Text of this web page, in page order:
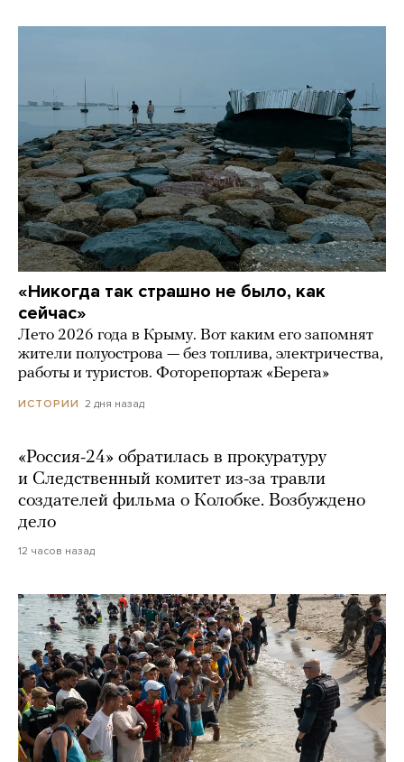
«Никогда так страшно не было, как
сейчас»
Лето 2026 года в Крыму. Вот каким его запомнят
жители полуострова — без топлива, электричества,
работы и туристов. Фоторепортаж «Берега»
ИСТОРИИ 2 дня назад
«Россия-24» обратилась в прокуратуру
и Следственный комитет из-за травли
создателей фильма о Колобке. Возбуждено
дело
12 часов назад